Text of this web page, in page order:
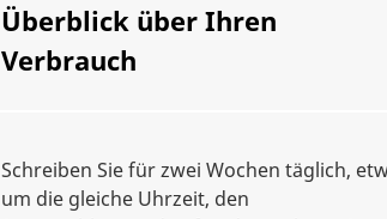
Überblick über Ihren
Verbrauch
Schreiben Sie für zwei Wochen täglich,
um die gleiche Uhrzeit, den